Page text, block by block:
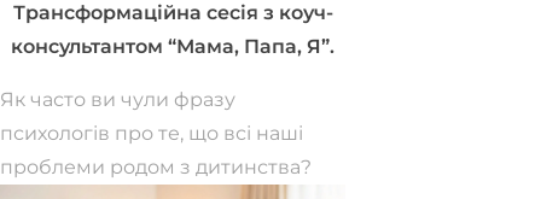
Трансформаційна сесія з коуч-
консультантом “Мама, Папа, Я”.
Як часто ви чули фразу
психологів про те, що всі наші
проблеми родом з дитинства?